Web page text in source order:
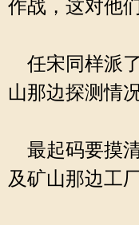
作战，这对他
任宋同样派
山那边探测情况
最起码要摸
及矿山那边工